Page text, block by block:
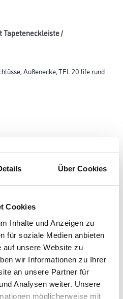
Über Cookies
Cookies
Inhalte und Anzeigen zu
für soziale Medien anbieten
auf unsere Website zu
wir Informationen zu Ihrer
an unsere Partner für
Analysen weiter. Unsere
möglicherweise mit
Tapeteneckleiste /
Außenecke, TEL 20 life rund